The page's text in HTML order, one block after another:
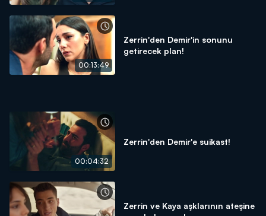
00:13:49
Zerrin'den Demir'in sonunu
getirecek plan!
00:04:32
Zerrin'den Demir'e suikast!
Zerrin ve Kaya aşklarının ateşine